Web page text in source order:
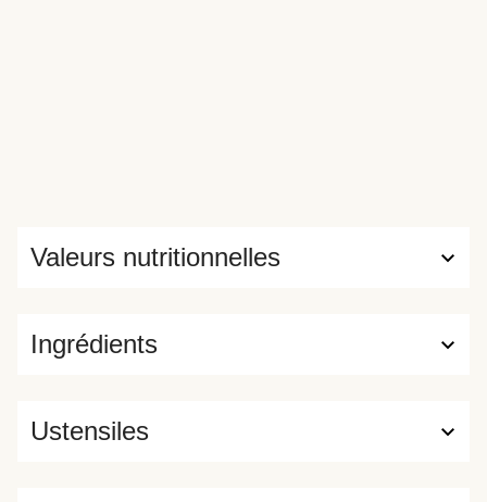
Ingrédients
Valeurs nutritionnelles
Ustensiles